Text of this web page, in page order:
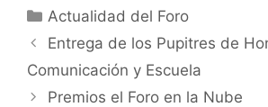
Categorías
Actualidad del Foro
Entrega de los Pupitres de
Comunicación y Escuela
Premios el Foro en la Nube